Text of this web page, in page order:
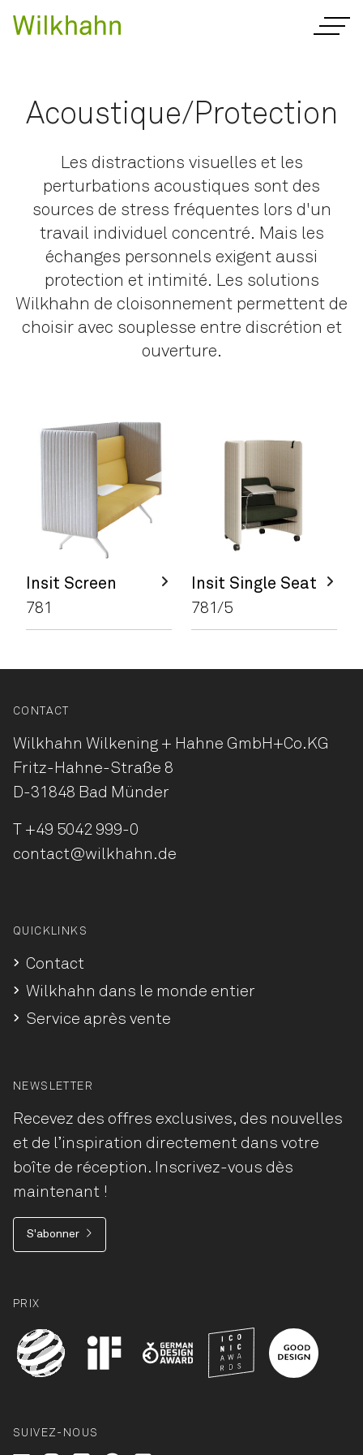
Acoustique/Protection
Les distractions visuelles et les
perturbations acoustiques sont des
sources de stress fréquentes lors d'un
travail individuel concentré. Mais les
échanges personnels exigent aussi
protection et intimité. Les solutions
Wilkhahn de cloisonnement permettent de
choisir avec souplesse entre discrétion et
ouverture.
Insit Screen
781
Insit Single Seat
781/5
CONTACT
Wilkhahn Wilkening + Hahne GmbH+Co.KG
Fritz-Hahne-Straße 8
D-31848 Bad Münder
+49 5042 999-0
contact@wilkhahn.de
QUICKLINKS
Contact
Wilkhahn dans le monde entier
Service après vente
NEWSLETTER
Recevez des offres exclusives, des nouvelles
et de l’inspiration directement dans votre
boîte de réception. Inscrivez-vous dès
maintenant !
S'abonner
PRIX
SUIVEZ-NOUS